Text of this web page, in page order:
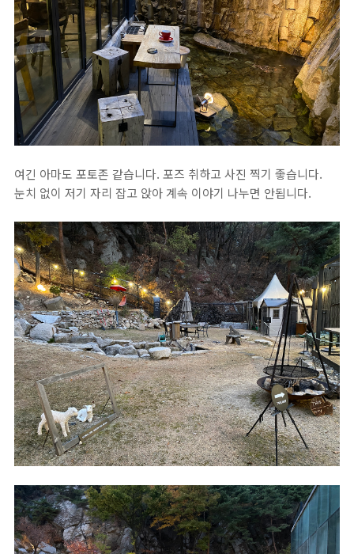
여긴 아마도 포토존 같습니다. 포즈 취하고 사진 찍기 좋습니다.
눈치 없이 저기 자리 잡고 앉아 계속 이야기 나누면 안됩니다.